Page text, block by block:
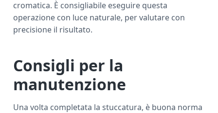
cromatica. È consigliabile eseguire questa
operazione con luce naturale, per valutare con
precisione il risultato.
Consigli per la
manutenzione
Una volta completata la stuccatura, è buona norma